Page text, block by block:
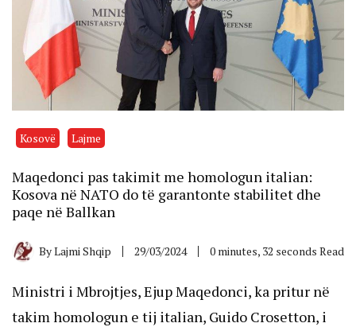
Kosovë Lajme
Maqedonci pas takimit me homologun italian:
Kosova në NATO do të garantonte stabilitet dhe
paqe në Ballkan
ByLajmi Shqip 29/03/2024 0 minutes, 32 seconds Read
Ministri i Mbrojtjes, Ejup Maqedonci, ka pritur në
takim homologun e tij italian, Guido Crosetton, i